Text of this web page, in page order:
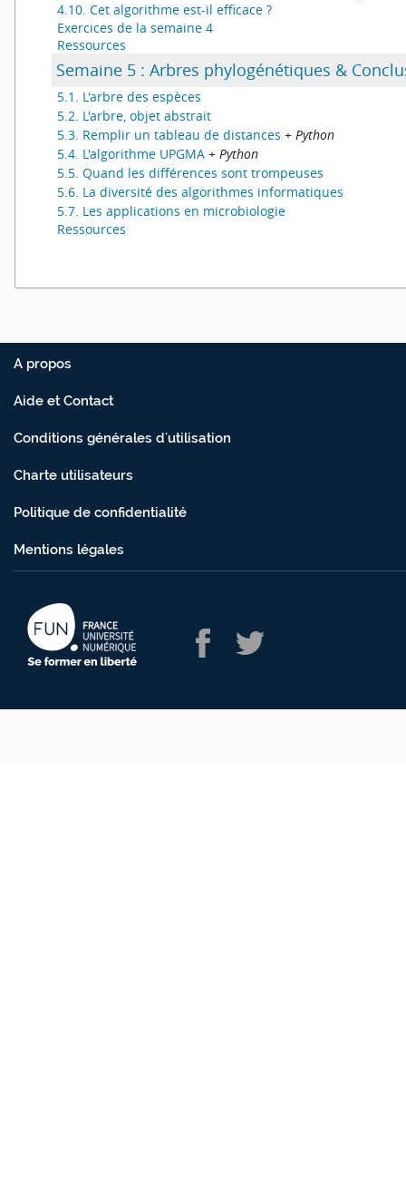
4.10. Cet algorithme est-il efficace ?
Exercices de la semaine 4
Ressources
Semaine 5 : Arbres phylogénétiques &
5.1. L'arbre des espèces
5.2. L'arbre, objet abstrait
5.3. Remplir un tableau de distances + Python
5.4. L'algorithme UPGMA + Python
5.5. Quand les différences sont trompeuses
5.6. La diversité des algorithmes informatiques
5.7. Les applications en microbiologie
Ressources
A propos
Aide et Contact
Conditions générales d'utilisation
Charte utilisateurs
Politique de confidentialité
Mentions légales